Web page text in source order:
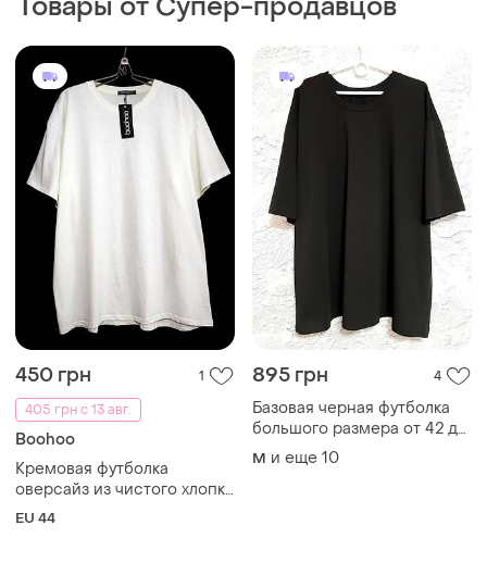
450 грн
1
405 грн с 13 авг.
Boohoo
Кремовая футболка
р.16
895 грн
Базовая черная футболка
большого размера от 42 до
76-го
M и еще 10